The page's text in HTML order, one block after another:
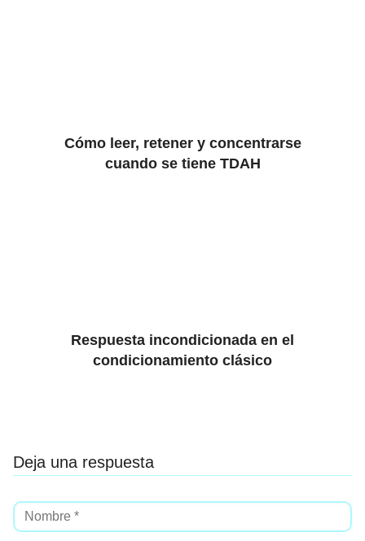
Cómo leer, retener y concentrarse
cuando se tiene TDAH
Respuesta incondicionada en el
condicionamiento clásico
Deja una respuesta